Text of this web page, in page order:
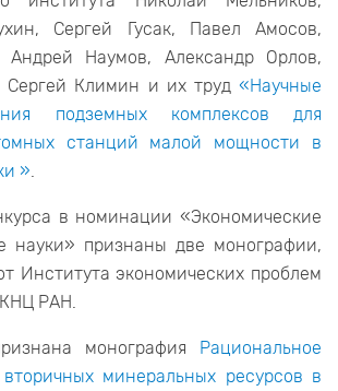
Сергей Гусак, Павел Амосов,
Наумов, Александр Орлов,
Климин и их труд «Научные
подземных комплексов для
станций малой мощности в
».
в номинации «Экономические
науки» признаны две монографии,
Института экономических проблем
РАН.
монография
Рациональное
минеральных ресурсов в